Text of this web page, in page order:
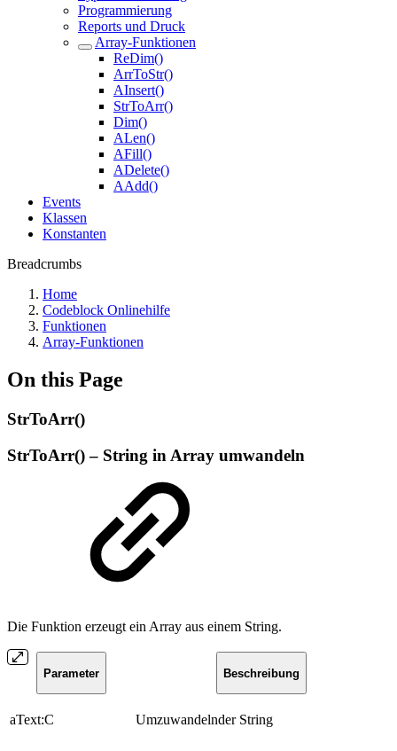
Programmierung
Reports und Druck
Array-Funktionen
ReDim()
ArrToStr()
AInsert()
StrToArr()
Dim()
ALen()
AFill()
ADelete()
AAdd()
Events
Klassen
Konstanten
Breadcrumbs
Home
Codeblock Onlinehilfe
Funktionen
Array-Funktionen
On this Page
StrToArr()
StrToArr() – String in Array umwandeln
Die Funktion erzeugt ein Array aus einem String.
Parameter Beschreibung
aText:C Umzuwandelnder String